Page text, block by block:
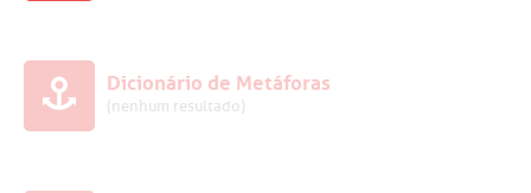
Dicionário de Metáforas
(nenhum resultado)